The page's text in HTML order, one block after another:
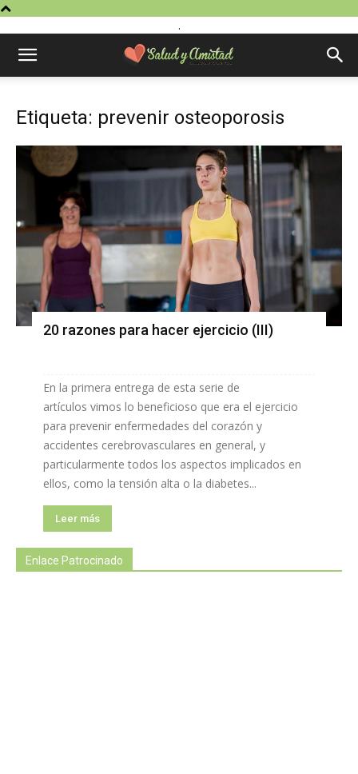
.
Etiqueta: prevenir osteoporosis
20 razones para hacer ejercicio (III)
En la primera entrega de esta serie de
artículos vimos lo beneficioso que era el ejercicio
para prevenir enfermedades del corazón y
accidentes cerebrovasculares en general, y
particularmente todos los aspectos implicados en
ellos, como la tensión alta o la diabetes...
Leer más
Enlace Patrocinado